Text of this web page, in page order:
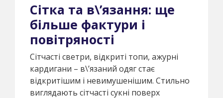
Сітка та в\’язання: ще
більше фактури і
повітряності
Сітчасті светри, відкриті топи, ажурні
кардигани – в\’язаний одяг стає
відкритішим і невимушенішим. Стильно
виглядають сітчасті сукні поверх